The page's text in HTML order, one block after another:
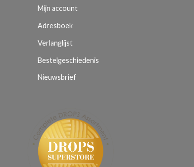
Mijn account
Adresboek
Verlanglijst
Bestelgeschiedenis
Nieuwsbrief